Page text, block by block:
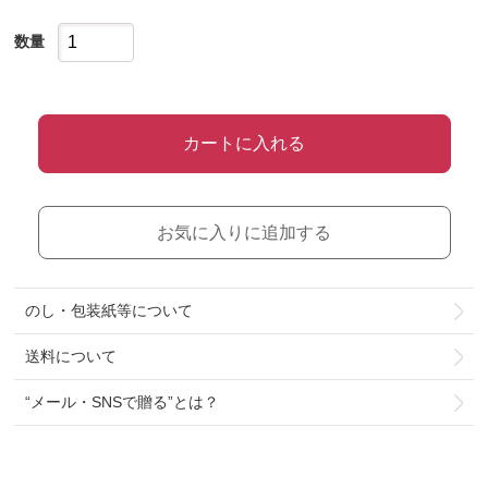
数量
カートに入れる
お気に入りに追加する
のし・包装紙等について
送料について
“メール・SNSで贈る”とは？